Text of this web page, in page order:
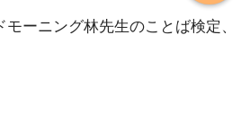
ーニング林先生のことば検定、